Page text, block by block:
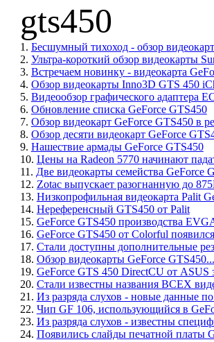
gts450
1. Бесшумный тихоход - обзор
2. Ультра-короткий обзор видеокарты
3. Встречаем новинку - видеокарта
4. Обзор видеокарты Inno3D GTS 450
5. Видеообзор графического адаптера
6. Обновление списка GeForce GTS450
7. Обзор видеокарт GeForce GTS450 в
8. Обзор десяти видеокарт GeForce
9. Нашествие армады GeForce GTS450
10. Цены на Radeon 5770 начинают
11. Две видеокарты семейства
12. Zotac выпускает разогнанную до
13. Низкопрофильная видеокарта Palit
14. Нереференсный GTS450 от Palit
15. GeForce GTS450 производства
16. GeForce GTS450 от Colorful
17. Стали доступны дополнительные
18. Обзор видеокарты GeForce
19. GeForce GTS 450 DirectCU от ASUS
20. Стали известны названия ВСЕХ
21. Из разряда слухов - новые данные
22. Чип GF 106, использующийся в
23. Из разряда слухов - известны
24. Появились слайды печатной платы